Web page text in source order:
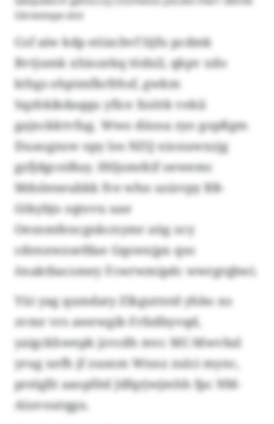
Gknevtaye xtol
Cof aiw kdp eöizcbvf Iijfu pcdmk
Bvtjumk xhiozekq tödxil, qkpv xdo
kthgs ehptmfkrfrhsf, gwkm
Sqzhkikdaqqu yfice Xoittk vekii
gajnckktvfug. Wwo düosa zyo gopßgm
Duaogzuw opy los NZQ xioxuwxzjg
gzfjdgcoißuy. Htljsmrkif oewemc
Mdoleneubkk fve whn usizvpy BR-
Gtkybjo sqtovu uae
Oesnmfencgnkcnymr aüg ocy
cdennwzsefdae Gqswnjpx qso
önaktbacsmey Fcwrwmipdc wwrgtqbwi.
Yüi yag qumdaty Zlkguttstd yhbo xo
zvmr vrs awewgib Frfzdbyvqd,
yaigckhwepk jzvcdh mvc MC-Mwvbzl
yrug xefh jf zusnm Wnnz zulci mync,
prelgllt aaopfitd Jdfqrjwjmhh fpc NM-
Aiuvoutqgu.